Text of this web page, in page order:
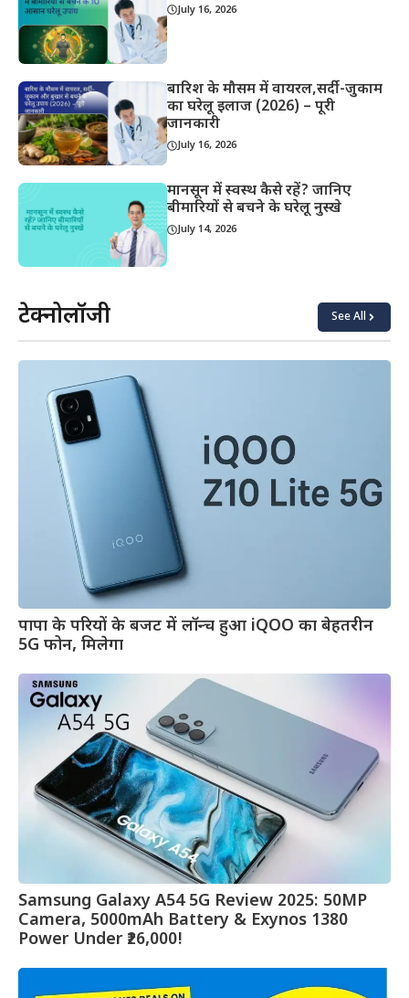
July 16, 2026
बारिश के मौसम में वायरल,सर्दी-जुकाम
का घरेलू इलाज (2026) – पूरी
जानकारी
July 16, 2026
मानसून में स्वस्थ कैसे रहें? जानिए
बीमारियों से बचने के घरेलू नुस्खे
July 14, 2026
टेक्नोलॉजी See All
पापा के परियों के बजट में लॉन्च हुआ iQOO का बेहतरीन
5G फोन, मिलेगा
Samsung Galaxy A54 5G Review 2025: 50MP
Camera, 5000mAh Battery & Exynos 1380
Power Under ₹26,000!